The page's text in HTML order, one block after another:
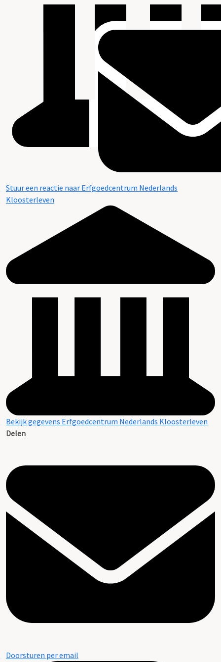
Stuur een reactie naar Erfgoedcentrum Nederlands
Kloosterleven
Bekijk gegevens Erfgoedcentrum Nederlands Kloosterleven
Delen
Doorsturen per email